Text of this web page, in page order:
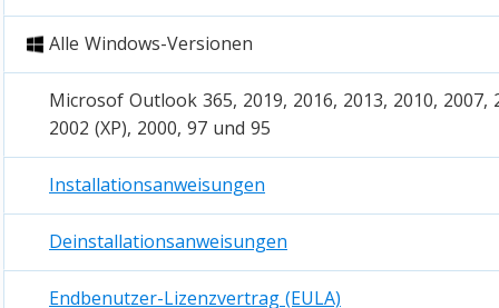
Alle Windows-Versionen
Microsof Outlook 365, 2019, 2016, 2013, 2010, 2007,
2002 (XP), 2000, 97 und 95
Installationsanweisungen
Deinstallationsanweisungen
Endbenutzer-Lizenzvertrag (EULA)